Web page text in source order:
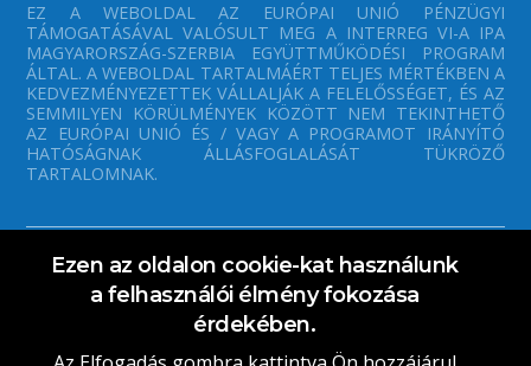
EZ A WEBOLDAL AZ EURÓPAI UNIÓ PÉNZÜGYI
TÁMOGATÁSÁVAL VALÓSULT MEG A INTERREG VI-A IPA
MAGYARORSZÁG-SZERBIA EGYÜTTMŰKÖDÉSI PROGRAM
ÁLTAL. A WEBOLDAL TARTALMÁÉRT TELJES MÉRTÉKBEN A
KEDVEZMÉNYEZETTEK VÁLLALJÁK A FELELŐSSÉGET, ÉS AZ
SEMMILYEN KÖRÜLMÉNYEK KÖZÖTT NEM TEKINTHETŐ
AZ EURÓPAI UNIÓ ÉS / VAGY A PROGRAMOT IRÁNYÍTÓ
HATÓSÁGNAK ÁLLÁSFOGLALÁSÁT TÜKRÖZŐ
TARTALOMNAK.
Ezen az oldalon cookie-kat használunk
a felhasználói élmény fokozása
érdekében.